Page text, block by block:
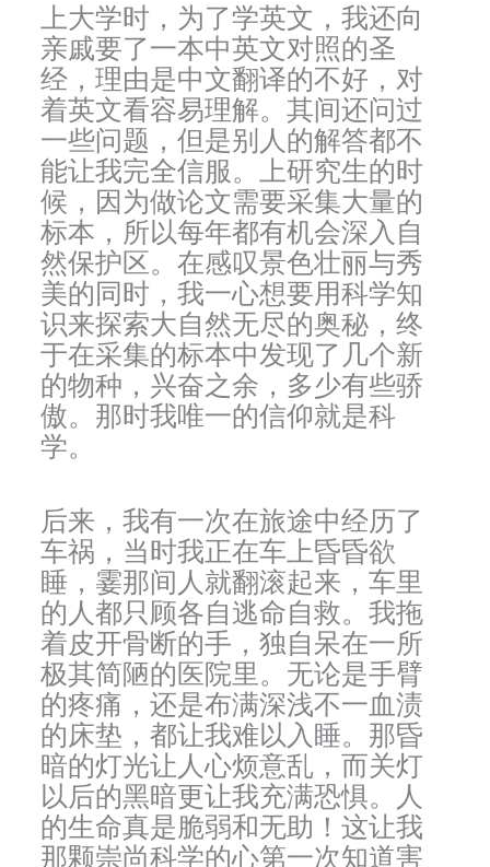
上大学时，为了学英文，我还向
亲戚要了一本中英文对照的圣
经，理由是中文翻译的不好，对
着英文看容易理解。其间还问过
一些问题，但是别人的解答都不
能让我完全信服。上研究生的时
候，因为做论文需要采集大量的
标本，所以每年都有机会深入自
然保护区。在感叹景色壮丽与秀
美的同时，我一心想要用科学知
识来探索大自然无尽的奥秘，终
于在采集的标本中发现了几个新
的物种，兴奋之余，多少有些骄
傲。那时我唯一的信仰就是科
学。
后来，我有一次在旅途中经历了
车祸，当时我正在车上昏昏欲
睡，霎那间人就翻滚起来，车里
的人都只顾各自逃命自救。我拖
着皮开骨断的手，独自呆在一所
极其简陋的医院里。无论是手臂
的疼痛，还是布满深浅不一血渍
的床垫，都让我难以入睡。那昏
暗的灯光让人心烦意乱，而关灯
以后的黑暗更让我充满恐惧。人
的生命真是脆弱和无助！这让我
那颗崇尚科学的心第一次知道害